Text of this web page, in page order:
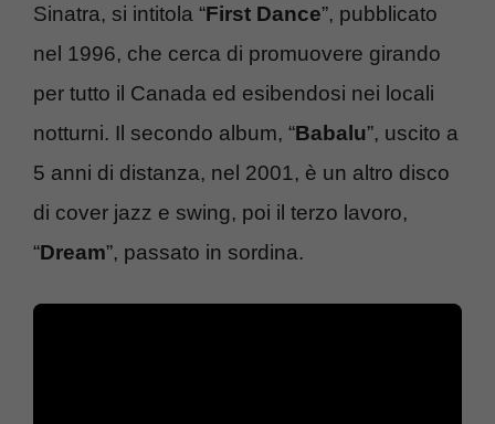
Sinatra, si intitola “First Dance”, pubblicato
nel 1996, che cerca di promuovere girando
per tutto il Canada ed esibendosi nei locali
notturni. Il secondo album, “Babalu”, uscito a
5 anni di distanza, nel 2001, è un altro disco
di cover jazz e swing, poi il terzo lavoro,
“Dream”, passato in sordina.